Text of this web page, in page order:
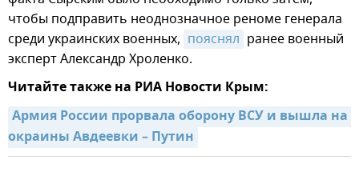
чтобы подправить неоднозначное реноме генерала
среди украинских военных, пояснял ранее военный
эксперт Александр Хроленко.
Читайте также на РИА Новости Крым:
Армия России прорвала оборону ВСУ и вышла на
окраины Авдеевки – Путин